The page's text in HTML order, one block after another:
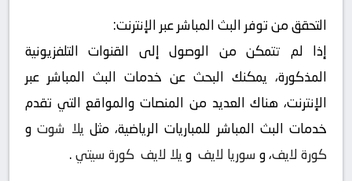
التحقق من توفر البث المباشر عبر الإنترنت:
إذا لم تتمكن من الوصول إلى القنوات التلفزيونية
المذكورة، يمكنك البحث عن خدمات البث المباشر عبر
الإنترنت، هناك العديد من المنصات والمواقع التي تقدم
خدمات البث المباشر للمباريات الرياضية، مثل يلا شوتو
كورة لايف، وسوريا لايف ويلا لايف كورة سيتي.